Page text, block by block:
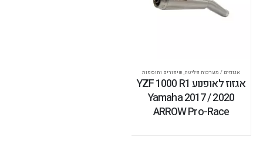
אגזוזים / מערכות פליטה, שיפורים ותוספות
אגזוז לאופנוע YZF 1000 R1
Yamaha 2017 / 2020
ARROW Pro-Race